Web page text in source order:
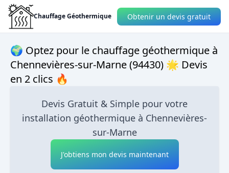
Chauffage Géothermique Obtenir un devis gratuit
🌍 Optez pour le chauffage géothermique à
Chennevières-sur-Marne (94430) 🌟 Devis
en 2 clics 🔥
Devis Gratuit & Simple pour votre
installation géothermique à Chennevières-
sur-Marne
J'obtiens mon devis maintenant